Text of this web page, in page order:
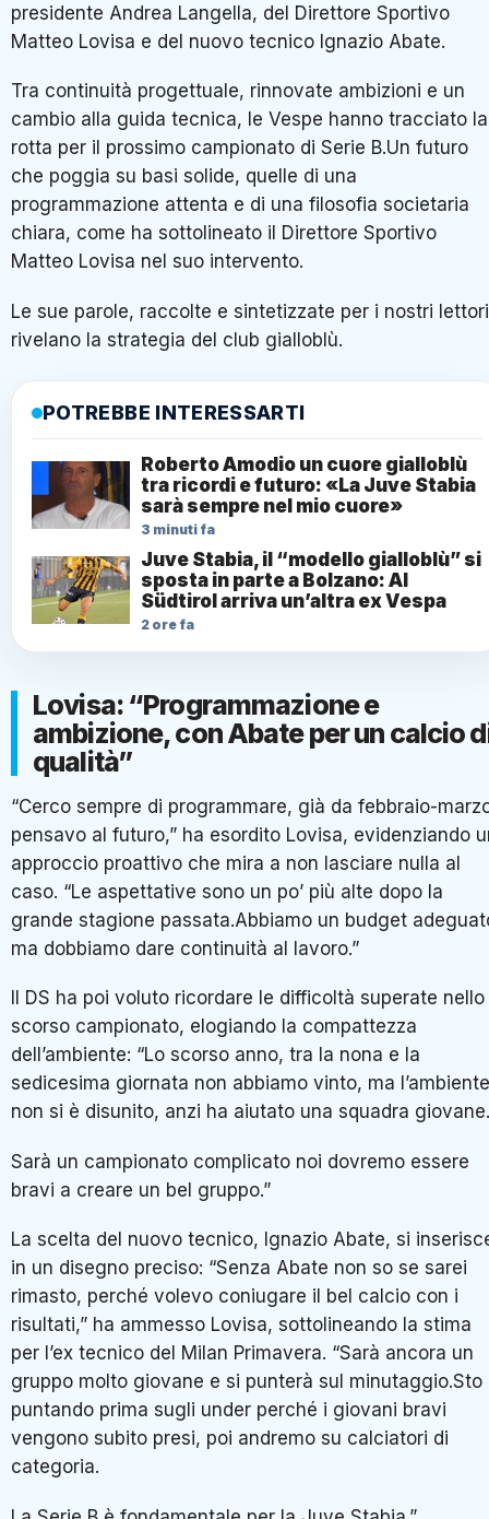
presidente Andrea Langella, del Direttore Sportivo
Matteo Lovisa e del nuovo tecnico Ignazio Abate.
Tra continuità progettuale, rinnovate ambizioni e un
cambio alla guida tecnica, le Vespe hanno tracciato la
rotta per il prossimo campionato di Serie B.Un futuro
che poggia su basi solide, quelle di una
programmazione attenta e di una filosofia societaria
chiara, come ha sottolineato il Direttore Sportivo
Matteo Lovisa nel suo intervento.
Le sue parole, raccolte e sintetizzate per i nostri
rivelano la strategia del club gialloblù.
POTREBBE INTERESSARTI
Roberto Amodio un cuore gialloblù
tra ricordi e futuro: «La Juve Stabia
sarà sempre nel mio cuore»
3 minuti fa
Juve Stabia, il “modello gialloblù” si
sposta in parte a Bolzano: Al
Südtirol arriva un’altra ex Vespa
2 ore fa
Lovisa: “Programmazione e
ambizione, con Abate per un calcio
qualità”
“Cerco sempre di programmare, già da febbraio-
pensavo al futuro,” ha esordito Lovisa, evidenziando
approccio proattivo che mira a non lasciare nulla al
caso. “Le aspettative sono un po’ più alte dopo la
grande stagione passata.Abbiamo un budget
ma dobbiamo dare continuità al lavoro.”
Il DS ha poi voluto ricordare le difficoltà superate nello
scorso campionato, elogiando la compattezza
dell’ambiente: “Lo scorso anno, tra la nona e la
sedicesima giornata non abbiamo vinto, ma l’ambiente
non si è disunito, anzi ha aiutato una squadra giovane.
Sarà un campionato complicato noi dovremo essere
bravi a creare un bel gruppo.”
La scelta del nuovo tecnico, Ignazio Abate, si
in un disegno preciso: “Senza Abate non so se sarei
rimasto, perché volevo coniugare il bel calcio con i
risultati,” ha ammesso Lovisa, sottolineando la stima
per l’ex tecnico del Milan Primavera. “Sarà ancora un
gruppo molto giovane e si punterà sul minutaggio.Sto
puntando prima sugli under perché i giovani bravi
vengono subito presi, poi andremo su calciatori di
categoria.